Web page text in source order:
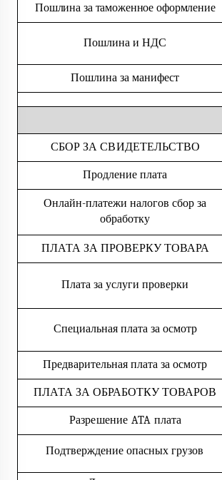
Пошлина за таможенное оформление
Пошлина и НДС
Пошлина за манифест
СБОР ЗА СВИДЕТЕЛЬСТВО
Продлениеплата
Онлайн-платежи налоговсбор за
обработку
ПЛАТА ЗА ПРОВЕРКУ ТОВАРА
Плата за услуги проверки
Специальная плата за осмотр
Предварительная плата за осмотр
ПЛАТА ЗА ОБРАБОТКУ ТОВАРОВ
Разрешение ATA плата
Подтверждение опасных грузов